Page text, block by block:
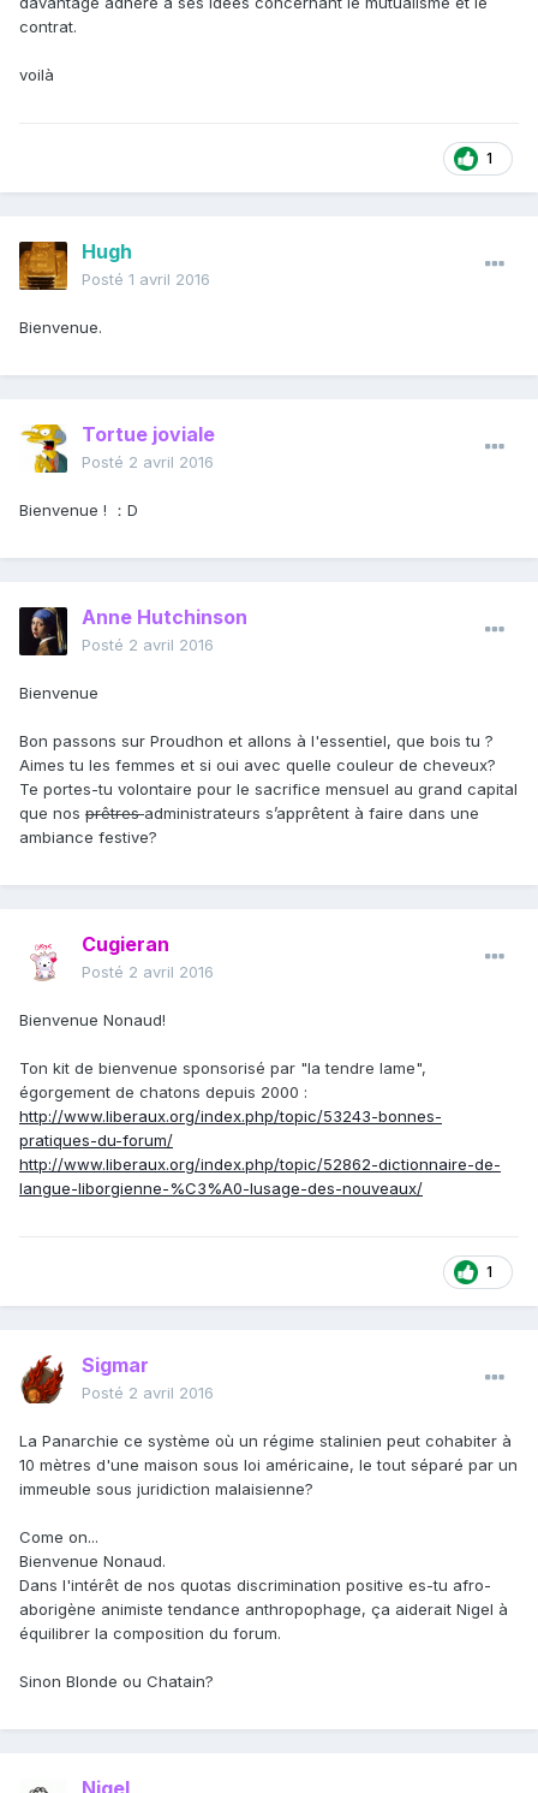
contrat.
voilà
1
Hugh
Posté 1 avril 2016
Bienvenue.
Tortue joviale
Posté 2 avril 2016
Bienvenue ! ：D
Anne Hutchinson
Posté 2 avril 2016
Bienvenue
Bon passons sur Proudhon et allons à l'essentiel, que bois tu ?
Aimes tu les femmes et si oui avec quelle couleur de cheveux?
Te portes-tu volontaire pour le sacrifice mensuel au grand capital
que nos prêtresadministrateurs s’apprêtent à faire dans une
ambiance festive?
Cugieran
Posté 2 avril 2016
Bienvenue Nonaud!
Ton kit de bienvenue sponsorisé par "la tendre lame",
égorgement de chatons depuis 2000 :
http://www.liberaux.org/index.php/topic/53243-bonnes-
pratiques-du-forum/
http://www.liberaux.org/index.php/topic/52862-dictionnaire-de-
langue-liborgienne-%C3%A0-lusage-des-nouveaux/
1
Sigmar
Posté 2 avril 2016
La Panarchie ce système où un régime stalinien peut cohabiter à
10 mètres d'une maison sous loi américaine, le tout séparé par un
immeuble sous juridiction malaisienne?
Come on...
Bienvenue Nonaud.
Dans l'intérêt de nos quotas discrimination positive es-tu afro-
aborigène animiste tendance anthropophage, ça aiderait Nigel à
équilibrer la composition du forum.
Sinon Blonde ou Chatain?